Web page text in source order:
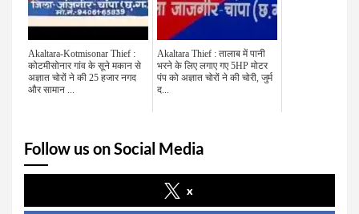
Akaltara-Kotmisonar Thief :
कोटमीसोनार गांव के सूने मकान से
अज्ञात चोरों ने की 25 हजार नगद
और सामान ...
Akaltara Thief : तालाब में पानी
भरने के लिए लगाए गए 5HP मोटर
पंप को अज्ञात चोरों ने की चोरी, जुर्म
द...
Follow us on Social Media
x